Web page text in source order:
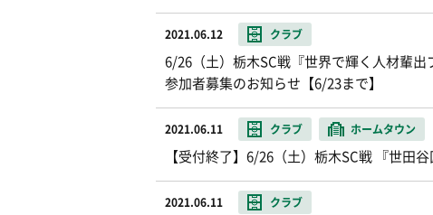
2021.06.12 クラブ
6/26（土）栃木SC戦『世界で輝く人材輩
参加者募集のお知らせ【6/23まで】
2021.06.11 クラブ ホームタウン
【受付終了】6/26（土）栃木SC戦 『世田
2021.06.11 クラブ